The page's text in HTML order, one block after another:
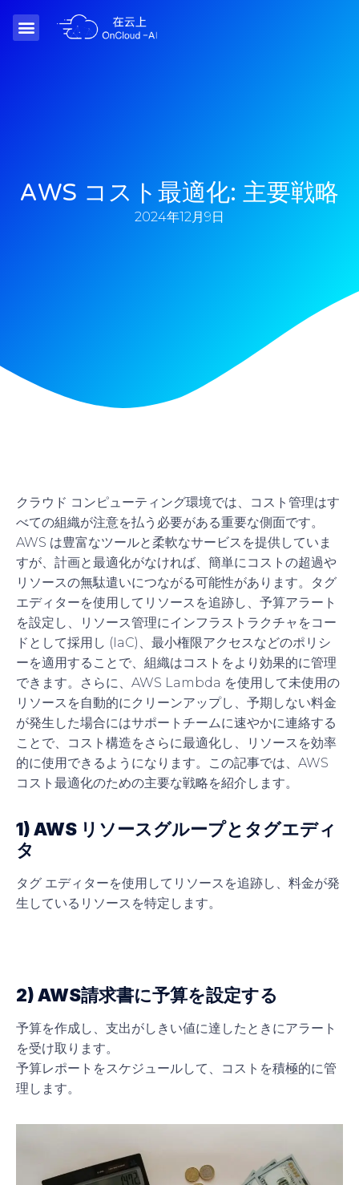
AWS コスト最適化: 主要戦略
2024年12月9日
クラウド コンピューティング環境では、コスト管理はす
べての組織が注意を払う必要がある重要な側面です。
AWS は豊富なツールと柔軟なサービスを提供していま
すが、計画と最適化がなければ、簡単にコストの超過や
リソースの無駄遣いにつながる可能性があります。タグ
エディターを使用してリソースを追跡し、予算アラート
を設定し、リソース管理にインフラストラクチャをコー
ドとして採用し (IaC)、最小権限アクセスなどのポリシ
ーを適用することで、組織はコストをより効果的に管理
できます。さらに、AWS Lambda を使用して未使用の
リソースを自動的にクリーンアップし、予期しない料金
が発生した場合にはサポートチームに速やかに連絡する
ことで、コスト構造をさらに最適化し、リソースを効率
的に使用できるようになります。この記事では、AWS
コスト最適化のための主要な戦略を紹介します。
1) AWS リソースグループとタグエディ
タ
タグ エディターを使用してリソースを追跡し、料金が発
生しているリソースを特定します。
2) AWS請求書に予算を設定する
予算を作成し、支出がしきい値に達したときにアラート
を受け取ります。
予算レポートをスケジュールして、コストを積極的に管
理します。